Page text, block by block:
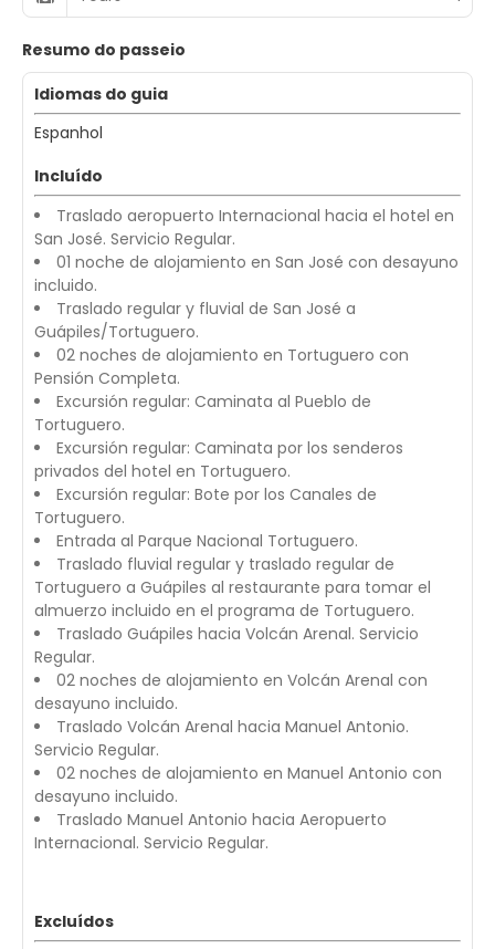
Resumo do passeio
Idiomas do guia
Espanhol
Incluído
Traslado aeropuerto Internacional hacia el hotel en
San José. Servicio Regular.
01 noche de alojamiento en San José con desayuno
incluido.
Traslado regular y fluvial de San José a
Guápiles/Tortuguero.
02 noches de alojamiento en Tortuguero con
Pensión Completa.
Excursión regular: Caminata al Pueblo de
Tortuguero.
Excursión regular: Caminata por los senderos
privados del hotel en Tortuguero.
Excursión regular: Bote por los Canales de
Tortuguero.
Entrada al Parque Nacional Tortuguero.
Traslado fluvial regular y traslado regular de
Tortuguero a Guápiles al restaurante para tomar el
almuerzo incluido en el programa de Tortuguero.
Traslado Guápiles hacia Volcán Arenal. Servicio
Regular.
02 noches de alojamiento en Volcán Arenal con
desayuno incluido.
Traslado Volcán Arenal hacia Manuel Antonio.
Servicio Regular.
02 noches de alojamiento en Manuel Antonio con
desayuno incluido.
Traslado Manuel Antonio hacia Aeropuerto
Internacional. Servicio Regular.
Excluídos